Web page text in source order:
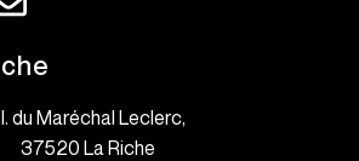
du Maréchal Leclerc,
37520 La Riche